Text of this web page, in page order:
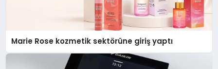
Marie Rose kozmetik sektörüne giriş yaptı